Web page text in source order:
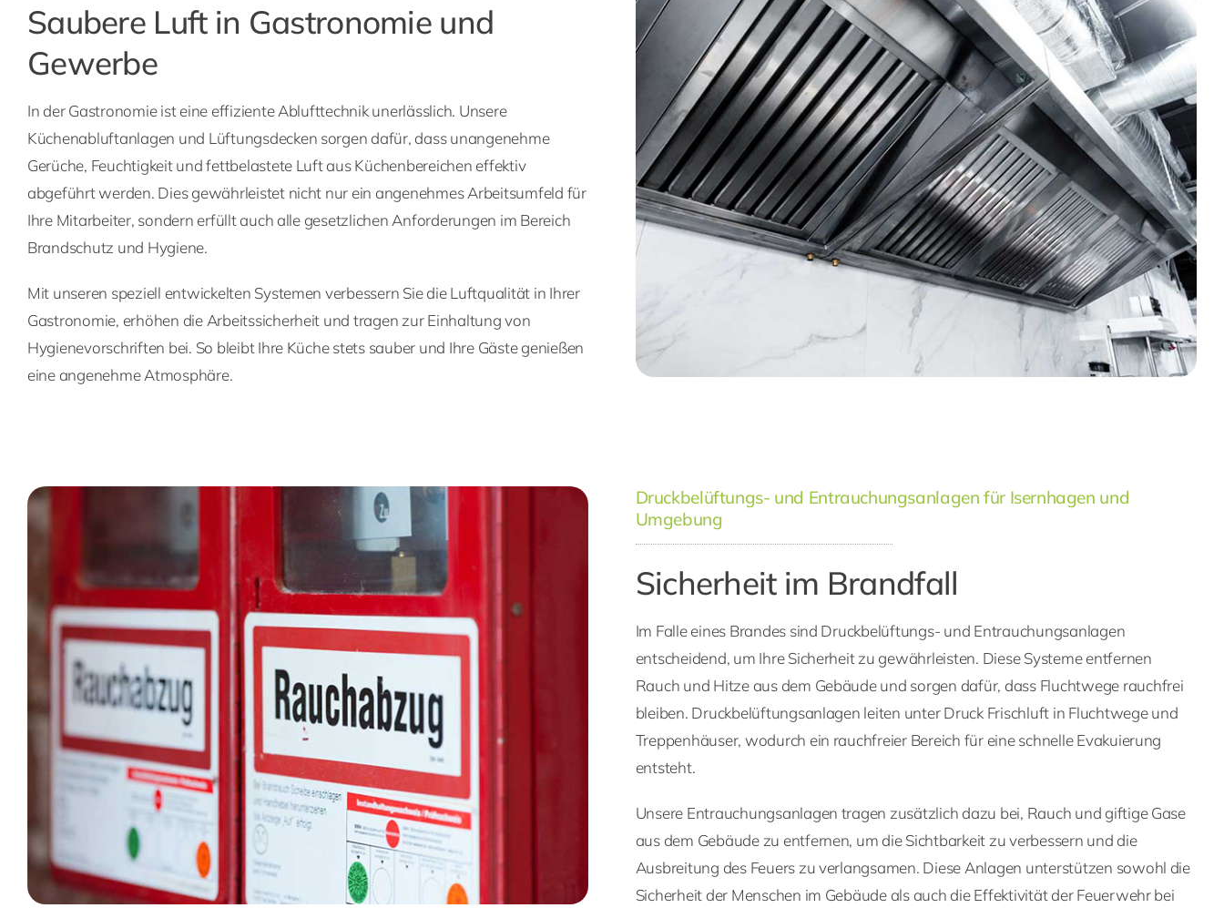
Saubere Luft in Gastronomie und
Gewerbe
In der Gastronomie ist eine effiziente Ablufttechnik unerlässlich. Unsere
Küchenabluftanlagen und Lüftungsdecken sorgen dafür, dass unangenehme
Gerüche, Feuchtigkeit und fettbelastete Luft aus Küchenbereichen effektiv
abgeführt werden. Dies gewährleistet nicht nur ein angenehmes Arbeitsumfeld für
Ihre Mitarbeiter, sondern erfüllt auch alle gesetzlichen Anforderungen im Bereich
Brandschutz und Hygiene.
Mit unseren speziell entwickelten Systemen verbessern Sie die Luftqualität in Ihrer
Gastronomie, erhöhen die Arbeitssicherheit und tragen zur Einhaltung von
Hygienevorschriften bei. So bleibt Ihre Küche stets sauber und Ihre Gäste genießen
eine angenehme Atmosphäre.
Druckbelüftungs- und Entrauchungsanlagen für Isernhagen und
Umgebung
Sicherheit im Brandfall
Im Falle eines Brandes sind Druckbelüftungs- und Entrauchungsanlagen
entscheidend, um Ihre Sicherheit zu gewährleisten. Diese Systeme entfernen
Rauch und Hitze aus dem Gebäude und sorgen dafür, dass Fluchtwege rauchfrei
bleiben. Druckbelüftungsanlagen leiten unter Druck Frischluft in Fluchtwege und
Treppenhäuser, wodurch ein rauchfreier Bereich für eine schnelle Evakuierung
entsteht.
Unsere Entrauchungsanlagen tragen zusätzlich dazu bei, Rauch und giftige Gase
aus dem Gebäude zu entfernen, um die Sichtbarkeit zu verbessern und die
Ausbreitung des Feuers zu verlangsamen. Diese Anlagen unterstützen sowohl die
Sicherheit der Menschen im Gebäude als auch die Effektivität der Feuerwehr bei